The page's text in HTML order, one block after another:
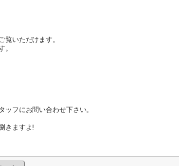
覧いただけます。
。
フにお問い合わせ下さい。
きますよ!